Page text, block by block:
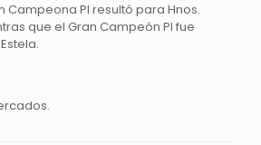
Campeona PI resultó para Hnos.
que el Gran Campeón PI fue